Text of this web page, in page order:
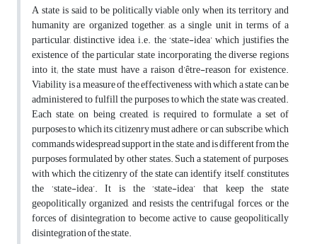
A state is said to be politically viable only when its territory and
humanity are organized together, as a single unit in terms of a
particular, distinctive idea, i.e. the ‘state-idea’ which justifies the
existence of the particular state incorporating the diverse regions
into it; the state must have a raison d’être-reason for existence.
Viability is a measure of the effectiveness with which a state can be
administered to fulfill the purposes to which the state was created.
Each state, on being created, is required to formulate a set of
purposes to which its citizenry must adhere, or can subscribe, which
commands widespread support in the state, and is different from the
purposes formulated by other states. Such a statement of purposes,
with which the citizenry of the state can identify itself, constitutes
the ‘state-idea’. It is the ‘state-idea’ that keep the state
geopolitically organized, and resists the centrifugal forces, or the
forces of disintegration to become active to cause geopolitically
disintegration of the state.